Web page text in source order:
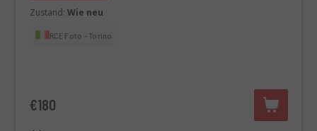
Zustand: Wie neu
RCE Foto - Torino
€180